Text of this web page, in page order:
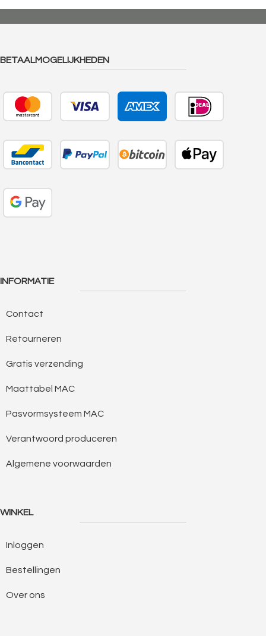
BETAALMOGELIJKHEDEN
INFORMATIE
Contact
Retourneren
Gratis verzending
Maattabel MAC
Pasvormsysteem MAC
Verantwoord produceren
Algemene voorwaarden
WINKEL
Inloggen
Bestellingen
Over ons